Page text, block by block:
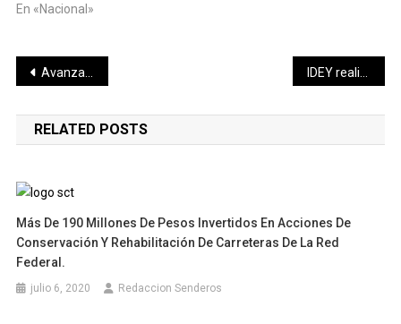
En «Nacional»
Navegación
de
entradas
Avanzan obras de mantenimiento y rehabilitación en la Red Federal
RELATED POSTS
Más De 190 Millones De Pesos Invertidos En Acciones De
Conservación Y Rehabilitación De Carreteras De La Red
Federal.
julio 6, 2020 Redaccion Senderos